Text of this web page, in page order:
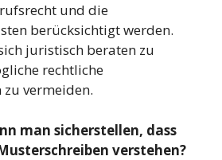
und die
berücksichtigt werden.
juristisch beraten zu
rechtliche
zu vermeiden.
man sicherstellen, dass
verstehen?